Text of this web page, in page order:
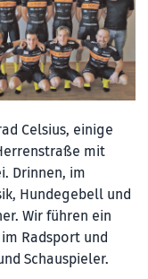
Celsius, einige
mit
Drinnen, im
Hundegebell und
Wir führen ein
Radsport und
Schauspieler.